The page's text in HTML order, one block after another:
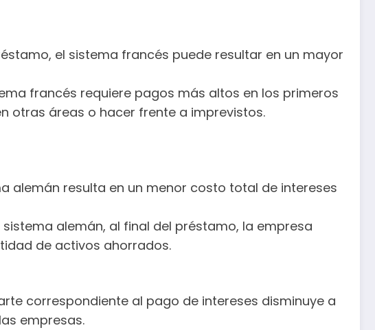
el sistema francés puede resultar en un mayor
francés requiere pagos más altos en los primeros
otras áreas o hacer frente a imprevistos.
alemán resulta en un menor costo total de intereses
alemán, al final del préstamo, la empresa
de activos ahorrados.
correspondiente al pago de intereses disminuye a
empresas.